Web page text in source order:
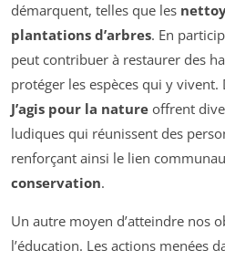
démarquent, telles que les
plantations d’arbres. En
peut contribuer à restaurer des
protéger les espèces qui y
J’agis pour la nature offrent
ludiques qui réunissent des
renforçant ainsi le lien
conservation.
Un autre moyen d’atteindre nos
l’éducation. Les actions menées